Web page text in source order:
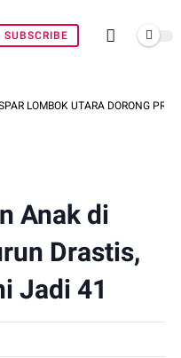
SUBSCRIBE
PROMOSI WASTRA LOKAL
Anak di
Drastis,
Jadi 41